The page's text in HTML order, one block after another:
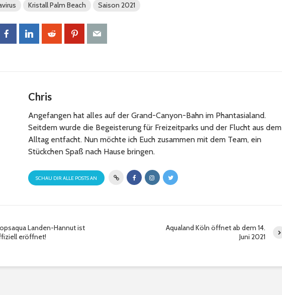
Kristall Palm Beach Saison 2021
Chris
Angefangen hat alles auf der Grand-Canyon-Bahn im Phantasialand.
Seitdem wurde die Begeisterung für Freizeitparks und der Flucht aus dem
Alltag entfacht. Nun möchte ich Euch zusammen mit dem Team, ein
Stückchen Spaß nach Hause bringen.
SCHAU DIR ALLE POSTS AN
Landen-Hannut ist
eröffnet!
Aqualand Köln öffnet ab dem 14.
Juni 2021